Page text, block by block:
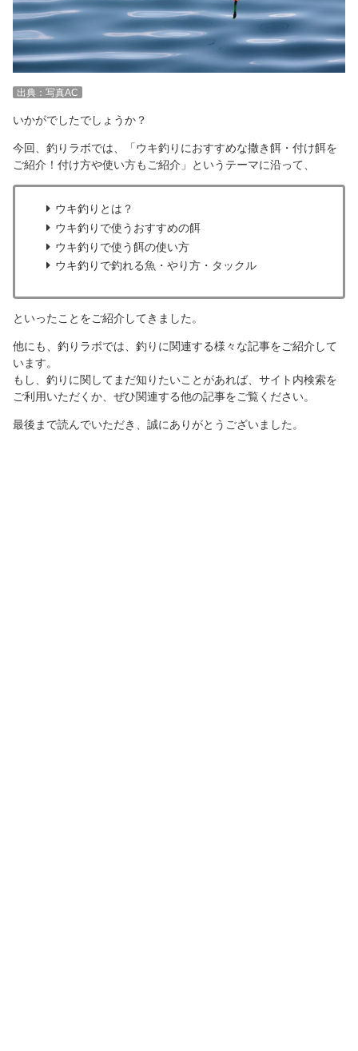
出典：写真AC
いかがでしたでしょうか？
今回、釣りラボでは、「ウキ釣りにおすすめな撒き餌・付け餌を
ご紹介！付け方や使い方もご紹介」というテーマに沿って、
ウキ釣りとは？
ウキ釣りで使うおすすめの餌
ウキ釣りで使う餌の使い方
ウキ釣りで釣れる魚・やり方・タックル
といったことをご紹介してきました。
他にも、釣りラボでは、釣りに関連する様々な記事をご紹介して
います。
もし、釣りに関してまだ知りたいことがあれば、サイト内検索を
ご利用いただくか、ぜひ関連する他の記事をご覧ください。
最後まで読んでいただき、誠にありがとうございました。